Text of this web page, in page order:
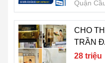
Quận
CHO
TRẦN
HÀ NỘI
28 triệu